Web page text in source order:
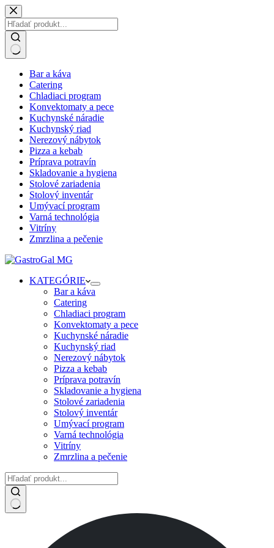
Skip
to
content
results Bar a káva
Catering
Chladiaci program
Konvektomaty a pece
Kuchynské náradie
Kuchynský riad
Nerezový nábytok
Pizza a kebab
Príprava potravín
Skladovanie a hygiena
Stolové zariadenia
Stolový inventár
Umývací program
Varná technológia
Vitríny
Zmrzlina a pečenie
KATEGÓRIE
Bar a káva
Catering
Chladiaci program
Konvektomaty a pece
Kuchynské náradie
Kuchynský riad
Nerezový nábytok
Pizza a kebab
Príprava potravín
Skladovanie a hygiena
Stolové zariadenia
Stolový inventár
Umývací program
Varná technológia
Vitríny
Zmrzlina a pečenie